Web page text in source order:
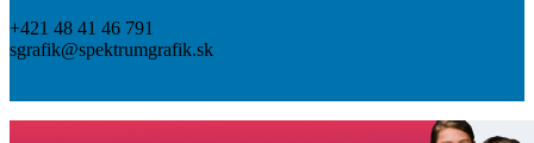
+421 48 41 46 791
sgrafik@spektrumgrafik.sk